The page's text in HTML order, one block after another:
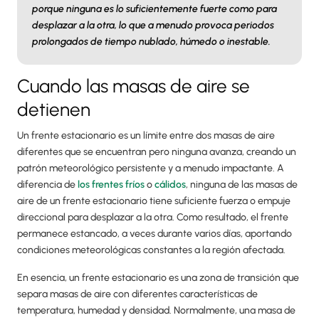
porque ninguna es lo suficientemente fuerte como para
desplazar a la otra, lo que a menudo provoca periodos
prolongados de tiempo nublado, húmedo o inestable.
Cuando las masas de aire se
detienen
Un frente estacionario es un límite entre dos masas de aire
diferentes que se encuentran pero ninguna avanza, creando un
patrón meteorológico persistente y a menudo impactante. A
diferencia de los frentesfríosocálidos, ninguna de las masas de
aire de un frente estacionario tiene suficiente fuerza o empuje
direccional para desplazar a la otra. Como resultado, el frente
permanece estancado, a veces durante varios días, aportando
condiciones meteorológicas constantes a la región afectada.
En esencia, un frente estacionario es una zona de transición que
separa masas de aire con diferentes características de
temperatura, humedad y densidad. Normalmente, una masa de